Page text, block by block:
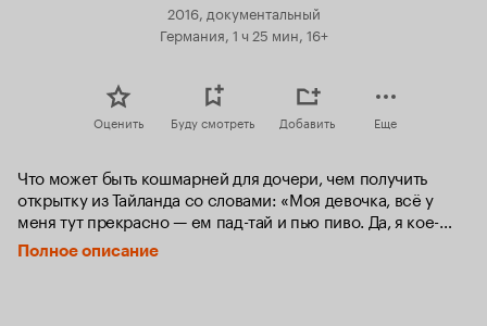
2016, документальный
Германия, 1 ч 25 мин, 16+
Оценить Буду смотреть Добавить Еще
Что может быть кошмарней для дочери, чем получить
открытку из Тайланда со словами: «Моя девочка, всё у
меня тут прекрасно — ем пад-тай и пью пиво. Да, я кое-
кого встретил, она твоего возраста. Люблю, папа».
Полное описание